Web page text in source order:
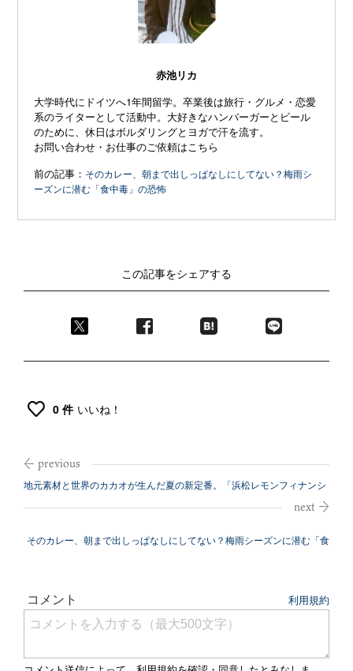
赤池リカ
大学時代にドイツへ1年間留学。卒業後は旅行・グルメ・恋愛
系のライターとして活動中。大好きなハンバーガーとビール
のために、休日はボルダリングとヨガで汗を流す。
お問い合わせ・お仕事のご依頼はこちら
前の記事： そのカレー、朝まで出しっぱなしにしてない？梅雨シ
ーズンに潜む「食中毒」の恐怖
この記事をシェアする
0 件 いいね！
地元素材と世界のカカオが生んだ夏の新定番。「浜松レモンフィナンシ
そのカレー、朝まで出しっぱなしにしてない？梅雨シーズンに潜む「食